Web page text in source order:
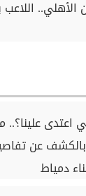
الأهلي..
اعتدى
عن
دمياط